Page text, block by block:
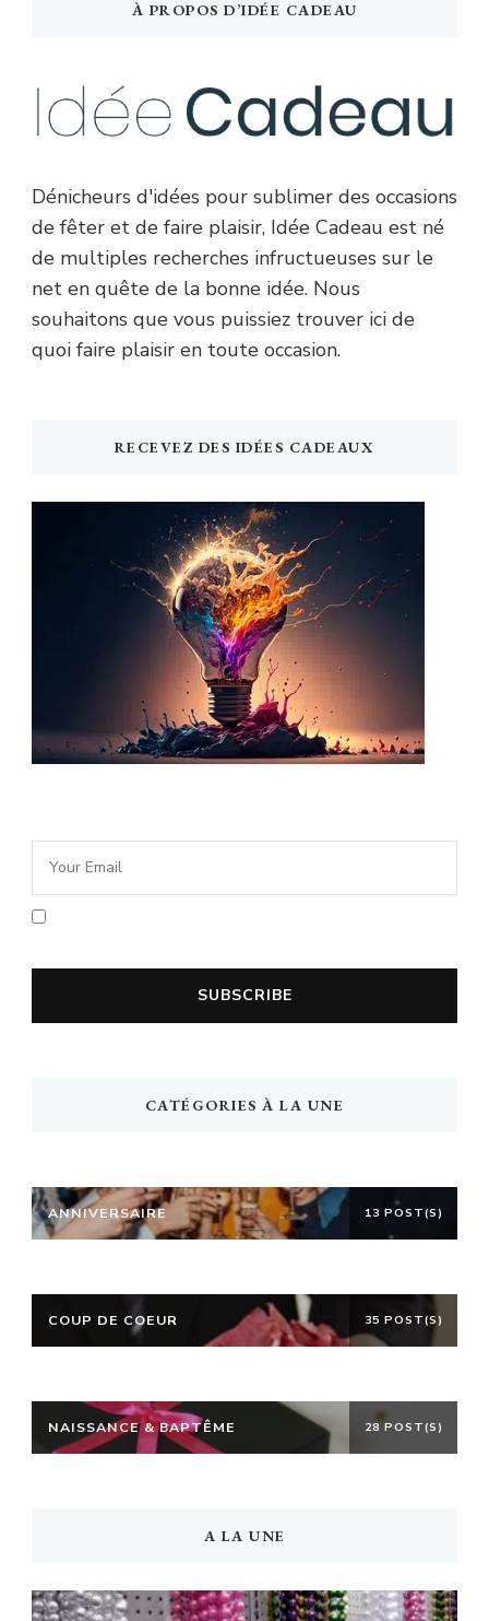
À PROPOS D’IDÉE CADEAU
Dénicheurs d'idées pour sublimer des occasions
de fêter et de faire plaisir, Idée Cadeau est né
de multiples recherches infructueuses sur le
net en quête de la bonne idée. Nous
souhaitons que vous puissiez trouver ici de
quoi faire plaisir en toute occasion.
RECEVEZ DES IDÉES CADEAUX
CATÉGORIES À LA UNE
ANNIVERSAIRE 13 POST(S)
COUP DE COEUR 35 POST(S)
NAISSANCE & BAPTÊME 28 POST(S)
A LA UNE